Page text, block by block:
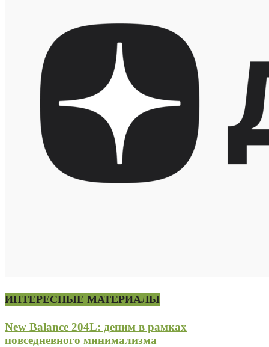
ИНТЕРЕСНЫЕ МАТЕРИАЛЫ
New Balance 204L: деним в рамках
повседневного минимализма